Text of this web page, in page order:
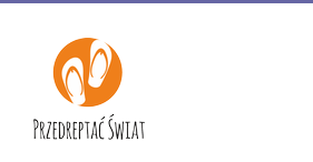
Przejdź
zawartości